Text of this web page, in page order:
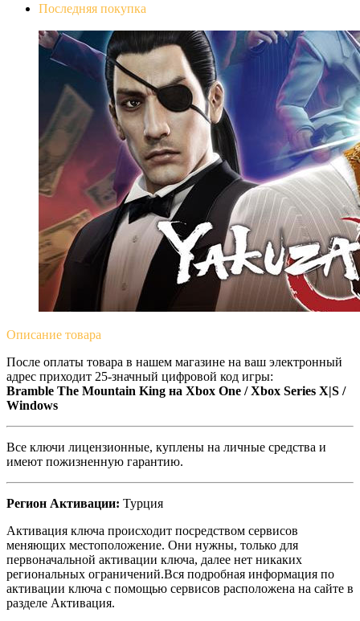
Последняя покупка
Описание товара
После оплаты товара в нашем магазине на ваш электронный
адрес приходит 25-значный цифровой код игры:
Bramble The Mountain King на Xbox One / Xbox Series X|S /
Windows
Все ключи лицензионные, куплены на личные средства и
имеют пожизненную гарантию.
Регион Активации: Турция
Активация ключа происходит посредством сервисов
меняющих местоположение. Они нужны, только для
первоначальной активации ключа, далее нет никаких
региональных ограничений.Вся подробная информация по
активации ключа с помощью сервисов расположена на сайте в
разделе Активация.